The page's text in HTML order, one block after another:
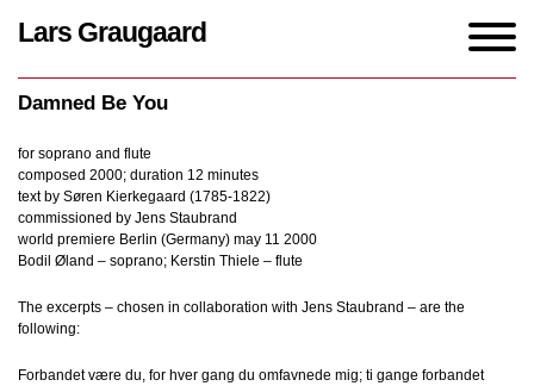
Lars Graugaard
Damned Be You
for soprano and flute
composed 2000; duration 12 minutes
text by Søren Kierkegaard (1785-1822)
commissioned by Jens Staubrand
world premiere Berlin (Germany) may 11 2000
Bodil Øland – soprano; Kerstin Thiele – flute
The excerpts – chosen in collaboration with Jens Staubrand – are the
following:
Forbandet være du, for hver gang du omfavnede mig; ti gange forbandet